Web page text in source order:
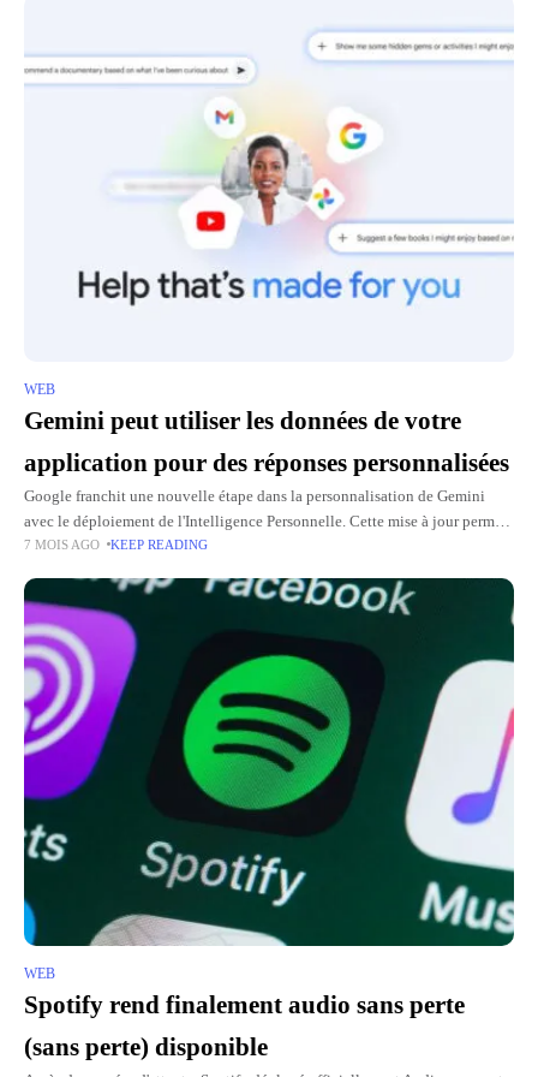
WEB
Gemini peut utiliser les données de votre
application pour des réponses personnalisées
Google franchit une nouvelle étape dans la personnalisation de Gemini
avec le déploiement de l'Intelligence Personnelle. Cette mise à jour permet
au chatbot d'intelligence artificielle, qui s'appuie sur les modèles
7 MOIS AGO KEEP READING
WEB
Spotify rend finalement audio sans perte
(sans perte) disponible